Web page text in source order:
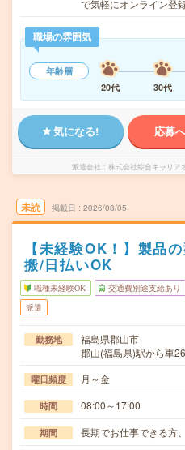
で気軽にオンライン
職場の雰囲気
年齢層
20代
30代
気になる! 応募
派遣会社 株式会社綜合キャリア
未読 掲載日 2026/08/05
【未経験OK！】製品
搬/日払いOK
職種未経験OK 交通費別途支給あり
派遣
勤務地
福島県郡山市
郡山(福島県)駅から車
曜日頻度 月～金
時間 08:00～17:00
期間 長期でお仕事できる方